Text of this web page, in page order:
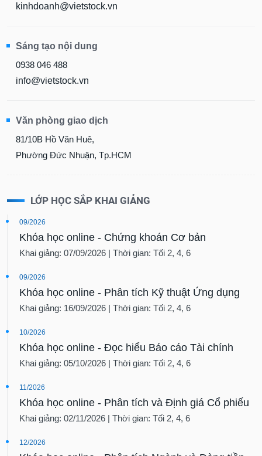
kinhdoanh@vietstock.vn
Sáng tạo nội dung
0938 046 488
info@vietstock.vn
Văn phòng giao dịch
81/10B Hồ Văn Huê,
Phường Đức Nhuận, Tp.HCM
LỚP HỌC SẮP KHAI GIẢNG
09/2026
Khóa học online - Chứng khoán Cơ bản
Khai giảng: 07/09/2026 | Thời gian: Tối 2, 4, 6
09/2026
Khóa học online - Phân tích Kỹ thuật Ứng dụng
Khai giảng: 16/09/2026 | Thời gian: Tối 2, 4, 6
10/2026
Khóa học online - Đọc hiểu Báo cáo Tài chính
Khai giảng: 05/10/2026 | Thời gian: Tối 2, 4, 6
11/2026
Khóa học online - Phân tích và Định giá Cổ phiếu
Khai giảng: 02/11/2026 | Thời gian: Tối 2, 4, 6
12/2026